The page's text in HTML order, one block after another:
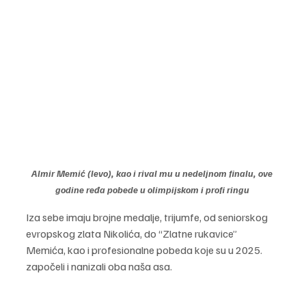
Almir Memić (levo), kao i rival mu u nedeljnom finalu, ove
godine ređa pobede u olimpijskom i profi ringu
Iza sebe imaju brojne medalje, trijumfe, od seniorskog
evropskog zlata Nikolića, do “Zlatne rukavice”
Memića, kao i profesionalne pobeda koje su u 2025.
započeli i nanizali oba naša asa.